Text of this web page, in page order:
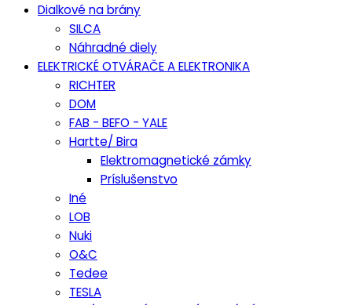
Dialkové na brány
SILCA
Náhradné diely
ELEKTRICKÉ OTVÁRAČE A ELEKTRONIKA
RICHTER
DOM
FAB - BEFO - YALE
Hartte/ Bira
Elektromagnetické zámky
Príslušenstvo
Iné
LOB
Nuki
O&C
Tedee
TESLA